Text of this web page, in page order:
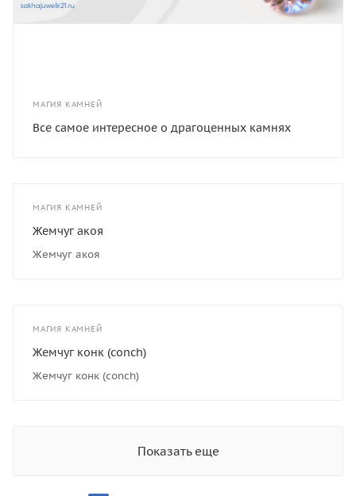
МАГИЯ КАМНЕЙ
Все самое интересное о драгоценных камнях
МАГИЯ КАМНЕЙ
Жемчуг акоя
Жемчуг акоя
МАГИЯ КАМНЕЙ
Жемчуг конк (conch)
Жемчуг конк (conch)
Показать еще